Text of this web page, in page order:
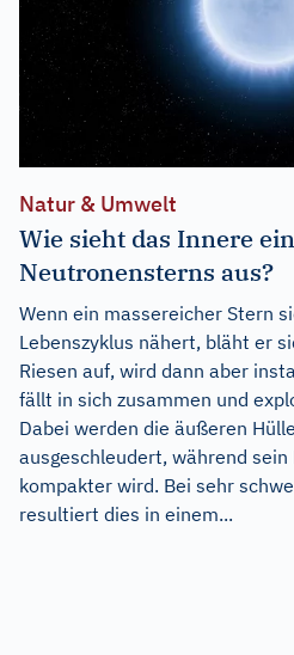
Natur & Umwelt
Wie sieht das Innere
Neutronensterns aus?
Wenn ein massereicher Stern
Lebenszyklus nähert, bläht er
Riesen auf, wird dann aber
fällt in sich zusammen und
Dabei werden die äußeren
ausgeschleudert, während
kompakter wird. Bei sehr
resultiert dies in einem...